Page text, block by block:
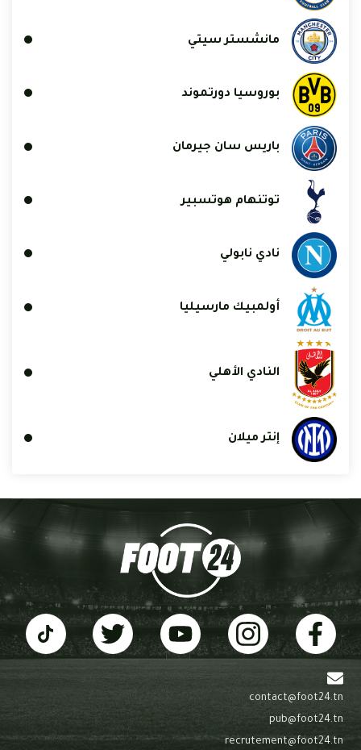
مانشستر سيتي
بوروسيا دورتموند
باريس سان جيرمان
توتنهام هوتسبير
نادي نابولي
أولمبيك مارسيليا
النادي الأهلي
إنتر ميلان
contact@foot24.tn
pub@foot24.tn
recrutement@foot24.tn